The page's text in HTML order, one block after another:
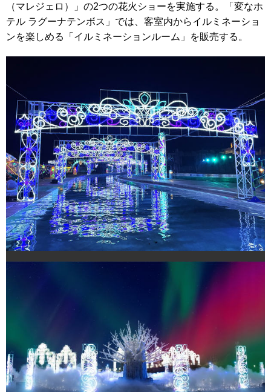
（マレジェロ）」の2つの花火ショーを実施する。「変なホ
テル ラグーナテンボス」では、客室内からイルミネーショ
ンを楽しめる「イルミネーションルーム」を販売する。